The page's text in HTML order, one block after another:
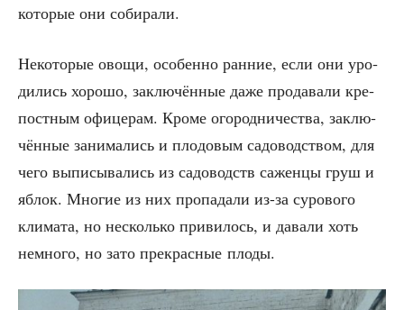
кото­рые они собирали.
Неко­то­рые ово­щи, осо­бен­но ран­ние, если они уро­
ди­лись хоро­шо, заклю­чён­ные даже про­да­ва­ли кре­
пост­ным офи­це­рам. Кро­ме ого­род­ни­че­ства, заклю­
чён­ные зани­ма­лись и пло­до­вым садо­вод­ством, для
чего выпи­сы­ва­лись из садо­водств сажен­цы груш и
яблок. Мно­гие из них про­па­да­ли из-за суро­во­го
кли­ма­та, но несколь­ко при­ви­лось, и дава­ли хоть
немно­го, но зато пре­крас­ные плоды.